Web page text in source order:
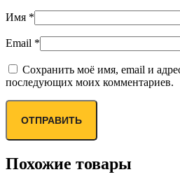
Имя *
Email *
Сохранить моё имя, email и
последующих моих комментариев.
Похожие товары